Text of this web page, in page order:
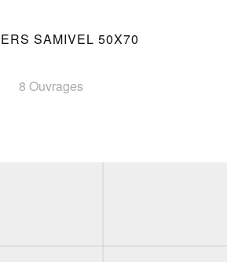
SAMIVEL 50X70
8 Ouvrages